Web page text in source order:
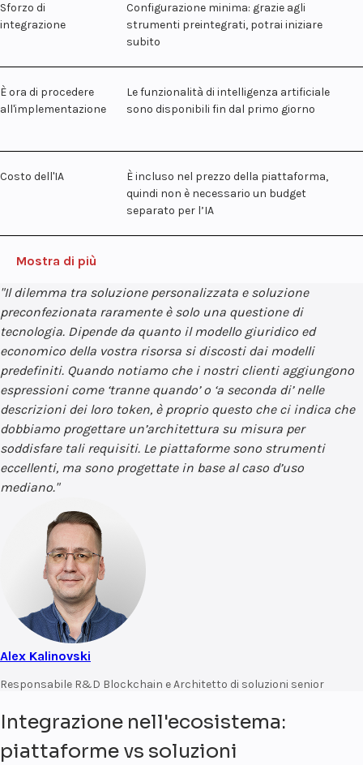
Sforzo di
integrazione
Configurazione minima: grazie agli
strumenti preintegrati, potrai iniziare
subito
È ora di procedere
all'implementazione
Le funzionalità di intelligenza artificiale
sono disponibili fin dal primo giorno
Costo dell'IA
È incluso nel prezzo della piattaforma,
quindi non è necessario un budget
separato per l’IA
Mostra di più
"Il dilemma tra soluzione personalizzata e soluzione
preconfezionata raramente è solo una questione di
tecnologia. Dipende da quanto il modello giuridico ed
economico della vostra risorsa si discosti dai modelli
predefiniti. Quando notiamo che i nostri clienti aggiungono
espressioni come ‘tranne quando’ o ‘a seconda di’ nelle
descrizioni dei loro token, è proprio questo che ci indica che
dobbiamo progettare un’architettura su misura per
soddisfare tali requisiti. Le piattaforme sono strumenti
eccellenti, ma sono progettate in base al caso d’uso
mediano."
Alex Kalinovski
Responsabile R&D Blockchain e Architetto di soluzioni senior
Integrazione nell'ecosistema:
piattaforme vs soluzioni